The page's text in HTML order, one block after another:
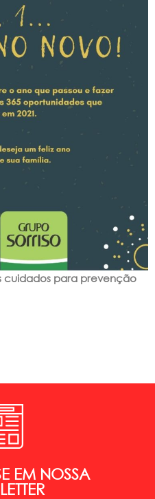
cuidados para prevenção
EM NOSSA